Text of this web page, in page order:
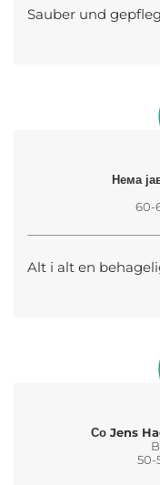
Sauber und
Нема
60-
Alt i alt en
Со Jens
50-